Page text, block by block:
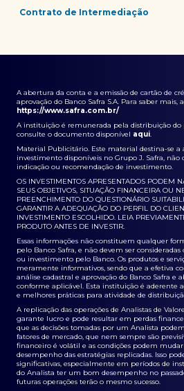
Contrato de Intermediação
A abertura da conta e a emissão de cartão de
aprovação do Banco Safra S.A. Para saber mais,
https://www.safra.com.br/
A instituição é remunerada pela distribuição do
consulte o documento disponível aqui.
Material Publicitário. Este material destina-se a
investimento disponíveis no Grupo J. Safra,
indicação ou recomendação de investimento.
OS INVESTIMENTOS APRESENTADOS PODEM
SEUS OBJETIVOS, SITUAÇÃO FINANCEIRA OU
PREENCHIMENTO DO QUESTIONÁRIO
GARANTIR A ADEQUAÇÃO DO PERFIL DO
INVESTIMENTO ESCOLHIDO. LEIA
PRODUTO ANTES DE INVESTIR.
Essas informações não constituem qualquer
pelo Banco Safra, e não devem ser
ou investimento pelo Banco. Os produtos e
meramente informativos, sendo que a efetiva
análise cadastral e aprovação do Banco Safra e
conforme aplicável. Esta instituição é aderente
e melhores práticas para atividade de
A replicação das operações de Analistas de
garante lucro e pode resultar em perdas
que as decisões tomadas por um Analista
fatores de mercado, que nem sempre são
financeiro é volátil e as condições podem
desempenho das estratégias replicadas. Isso
significativas, especialmente em períodos de
do Analista ter um bom desempenho no
futuras operações terão o mesmo sucesso.